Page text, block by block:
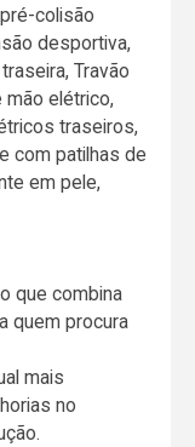
colisão
desportiva,
Travão
mão elétrico,
traseiros,
com patilhas de
em pele,
que combina
quem procura
mais
no